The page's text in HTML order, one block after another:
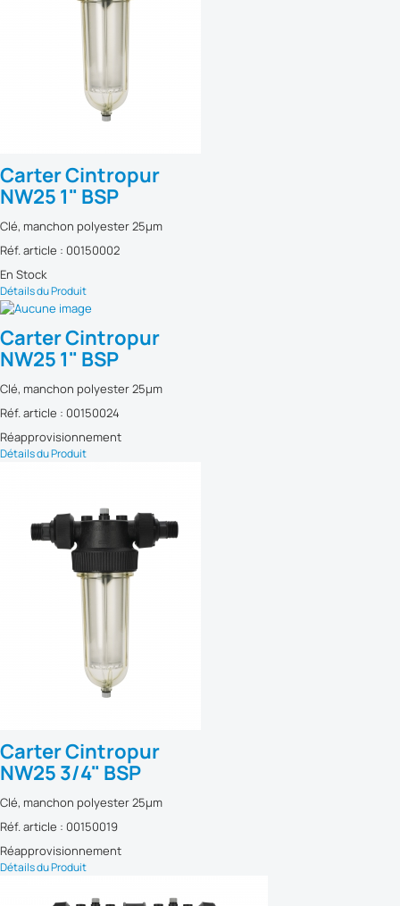
Carter Cintropur
NW25 1" BSP
Clé, manchon polyester 25µm
Réf. article : 00150002
En Stock
Détails du Produit
Carter Cintropur
NW25 1" BSP
Clé, manchon polyester 25µm
Réf. article : 00150024
Réapprovisionnement
Détails du Produit
Carter Cintropur
NW25 3/4" BSP
Clé, manchon polyester 25µm
Réf. article : 00150019
Réapprovisionnement
Détails du Produit